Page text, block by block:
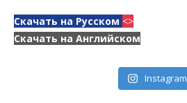
Скачать на Русском <>
Скачать на Английском
Instagram